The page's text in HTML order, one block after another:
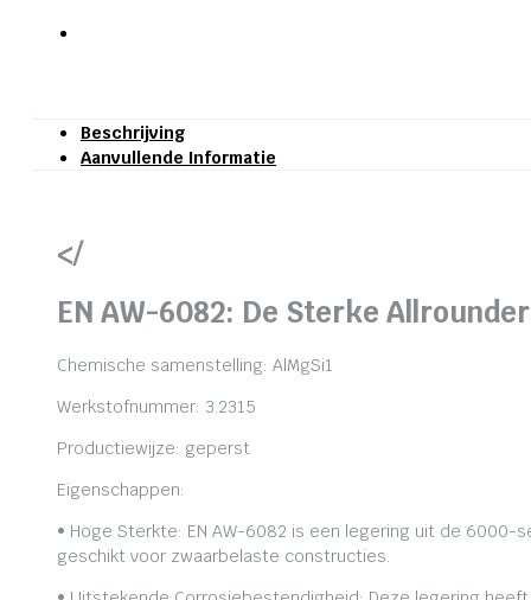
Beschrijving
Aanvullende Informatie
</
EN AW-6082: De Sterke Allrounder
Chemische samenstelling: AlMgSi1
Werkstofnummer: 3.2315
Productiewijze: geperst
Eigenschappen:
• Hoge Sterkte: EN AW-6082 is een legering uit de
geschikt voor zwaarbelaste constructies.